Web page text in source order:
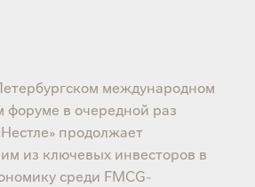
международном
форуме в очередной раз
продолжает
из ключевых инвесторов в
среди FMCG-